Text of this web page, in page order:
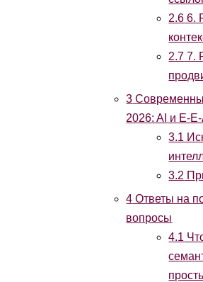
2.6 6.
2.7 7.
3
2026: AI и E-
3.1
3.2
4 Ответы на
вопросы
4.1